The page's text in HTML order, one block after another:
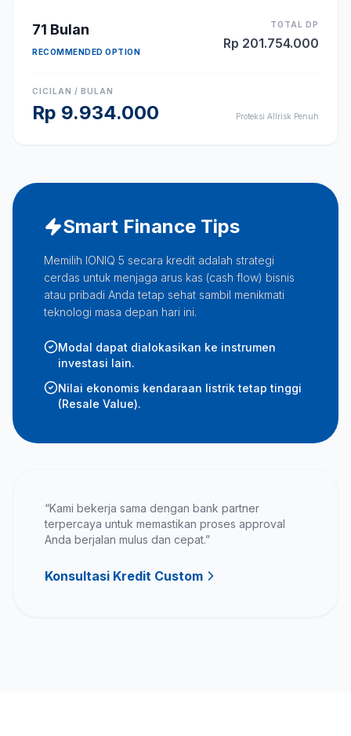
71 Bulan
RECOMMENDED OPTION
TOTAL DP
Rp 201.754.000
CICILAN / BULAN
Rp 9.934.000 Proteksi Allrisk Penuh
Smart Finance Tips
Memilih IONIQ 5 secara kredit adalah strategi
cerdas untuk menjaga arus kas (cash flow) bisnis
atau pribadi Anda tetap sehat sambil menikmati
teknologi masa depan hari ini.
Modal dapat dialokasikan ke instrumen
investasi lain.
Nilai ekonomis kendaraan listrik tetap tinggi
(Resale Value).
“Kami bekerja sama dengan bank partner
terpercaya untuk memastikan proses approval
Anda berjalan mulus dan cepat.”
Konsultasi Kredit Custom